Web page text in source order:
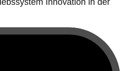
Innovation in der